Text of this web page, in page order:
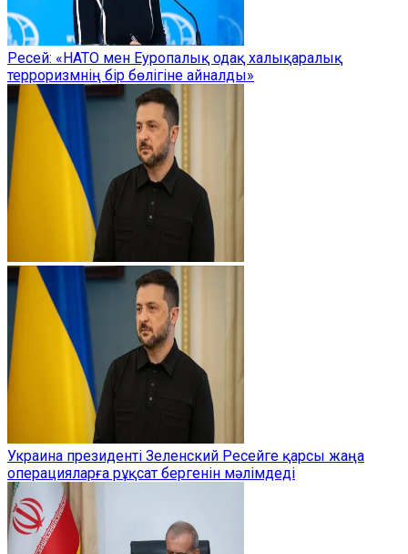
Ресей: «НАТО мен Еуропалық одақ халықаралық
терроризмнің бір бөлігіне айналды»
Украина президенті Зеленский Ресейге қарсы жаңа
операцияларға рұқсат бергенін мәлімдеді